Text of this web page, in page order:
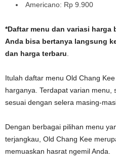
Americano: Rp 9.900
*Daftar menu dan variasi harga
Anda bisa bertanya langsung
dan harga terbaru
Itulah daftar menu Old Chang
harganya. Terdapat varian menu,
sesuai dengan selera masing-
Dengan berbagai pilihan menu
terjangkau, Old Chang Kee
memuaskan hasrat ngemil Anda.